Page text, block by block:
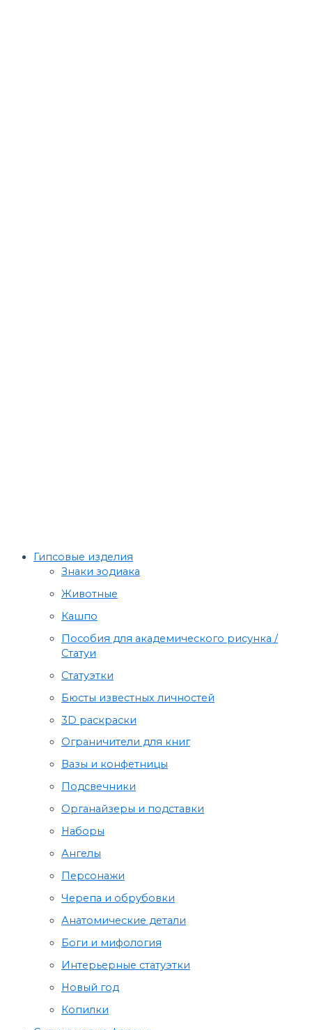
Гипсовые изделия
Знаки зодиака
Животные
Кашпо
Пособия для академического рисунка /
Статуи
Статуэтки
Бюсты известных личностей
3D раскраски
Ограничители для книг
Вазы и конфетницы
Подсвечники
Органайзеры и подставки
Наборы
Ангелы
Персонажи
Черепа и обрубовки
Анатомические детали
Боги и мифология
Интерьерные статуэтки
Новый год
Копилки